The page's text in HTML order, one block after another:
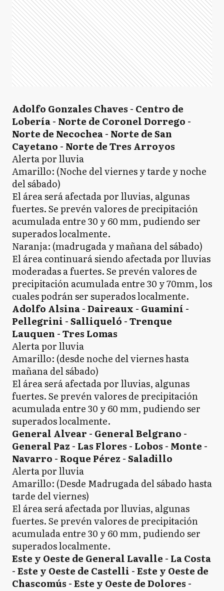
Adolfo Gonzales Chaves - Centro de
Lobería - Norte de Coronel Dorrego -
Norte de Necochea - Norte de San
Cayetano - Norte de Tres Arroyos
Alerta por lluvia
Amarillo: (Noche del viernes y tarde y noche
del sábado)
El área será afectada por lluvias, algunas
fuertes. Se prevén valores de precipitación
acumulada entre 30 y 60 mm, pudiendo ser
superados localmente.
Naranja: (madrugada y mañana del sábado)
El área continuará siendo afectada por lluvias
moderadas a fuertes. Se prevén valores de
precipitación acumulada entre 30 y 70mm, los
cuales podrán ser superados localmente.
Adolfo Alsina - Daireaux - Guaminí -
Pellegrini - Salliqueló - Trenque
Lauquen - Tres Lomas
Alerta por lluvia
Amarillo: (desde noche del viernes hasta
mañana del sábado)
El área será afectada por lluvias, algunas
fuertes. Se prevén valores de precipitación
acumulada entre 30 y 60 mm, pudiendo ser
superados localmente.
General Alvear - General Belgrano -
General Paz - Las Flores - Lobos - Monte -
Navarro - Roque Pérez - Saladillo
Alerta por lluvia
Amarillo: (Desde Madrugada del sábado hasta
tarde del viernes)
El área será afectada por lluvias, algunas
fuertes. Se prevén valores de precipitación
acumulada entre 30 y 60 mm, pudiendo ser
superados localmente.
Este y Oeste de General Lavalle - La Costa
- Este y Oeste de Castelli - Este y Oeste de
Chascomús - Este y Oeste de Dolores -